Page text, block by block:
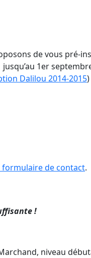
de vous pré-
1er
Dalilou 2014-2015
formulaire de contact.
!
niveau